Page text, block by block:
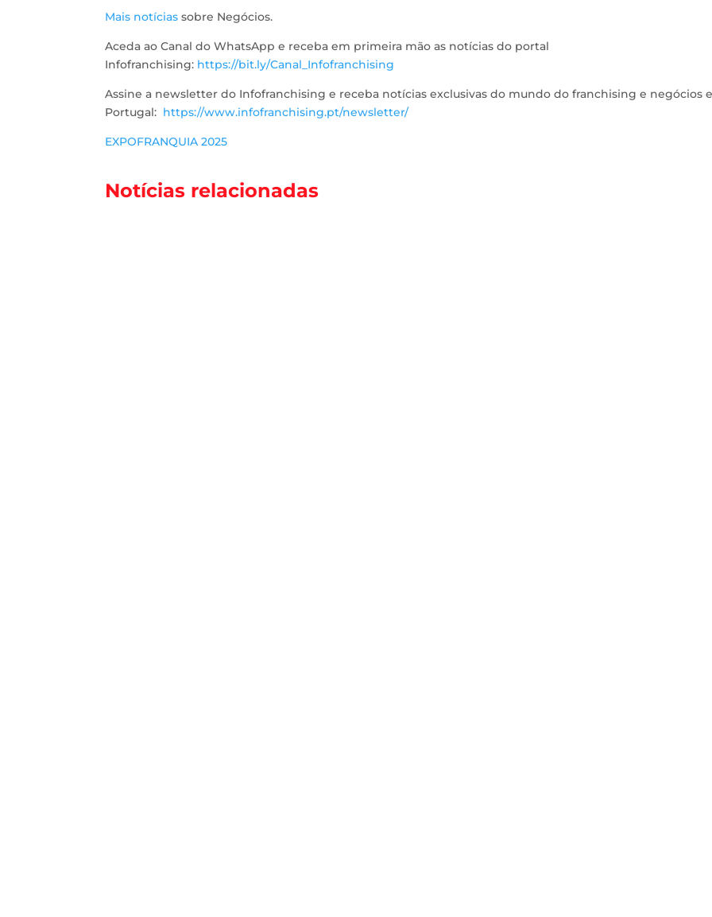
Mais notícias sobre Negócios.
Aceda ao Canal do WhatsApp e receba em primeira mão as notícias do portal
Infofranchising: https://bit.ly/Canal_Infofranchising
Assine a newsletter do Infofranchising e receba notícias exclusivas do mundo do franchising e negócios
Portugal: https://www.infofranchising.pt/newsletter/
EXPOFRANQUIA 2025
Notícias relacionadas